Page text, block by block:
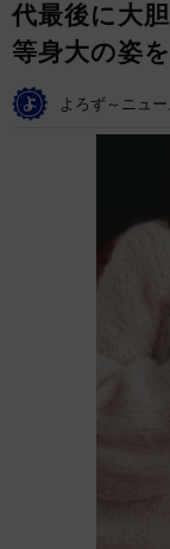
代最後に大
等身大の姿
よろず～ニュ